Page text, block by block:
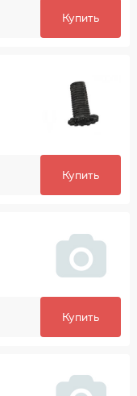
Купить
Купить
Купить